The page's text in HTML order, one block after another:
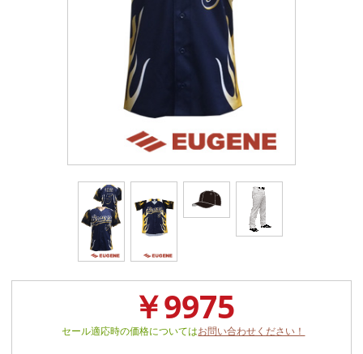
￥9975
セール適応時の価格についてはお問い合わせください！